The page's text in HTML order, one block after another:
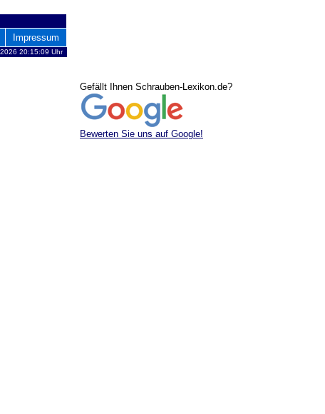
Impressum
20:15:09 Uhr
Gefällt Ihnen Schrauben-Lexikon.de?
Bewerten Sie uns auf Google!